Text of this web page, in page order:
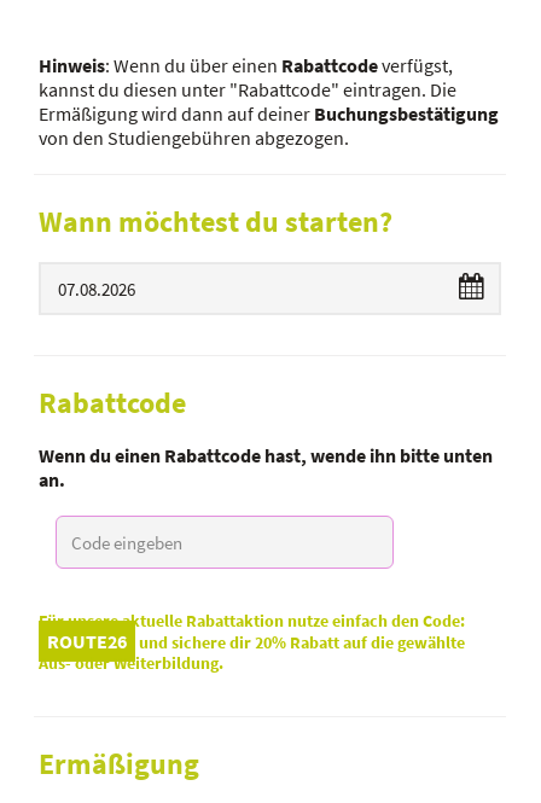
Hinweis: Wenn du über einen Rabattcodeverfügst,
kannst du diesen unter "Rabattcode" eintragen. Die
Ermäßigung wird dann auf deiner Buchungsbestätigung
von den Studiengebühren abgezogen.
Wann möchtest du starten?
Rabattcode
Wenn du einen Rabattcode hast, wende ihn bitte unten
an.
Für unsere aktuelle Rabattaktion nutze einfach den Code:
ROUTE26 und sichere dir 20% Rabatt auf die gewählte
Aus- oder Weiterbildung.
Ermäßigung